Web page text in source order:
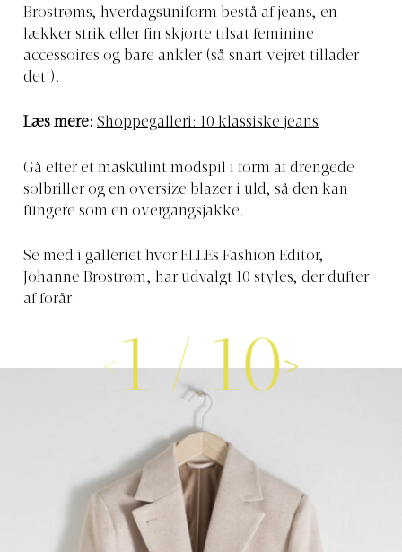
Brostrøms, hverdagsuniform bestå af jeans, en
lækker strik eller fin skjorte tilsat feminine
accessoires og bare ankler (så snart vejret tillader
det!).
Læs mere: Shoppegalleri: 10 klassiske jeans
Gå efter et maskulint modspil i form af drengede
solbriller og en oversize blazer i uld, så den kan
fungere som en overgangsjakke.
Se med i galleriet hvor ELLEs Fashion Editor,
Johanne Brostrøm, har udvalgt 10 styles, der dufter
af forår.
1/10